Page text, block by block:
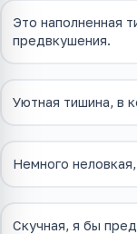
Это наполненная
предвкушения.
Уютная тишина, в
Немного
Скучная, я бы